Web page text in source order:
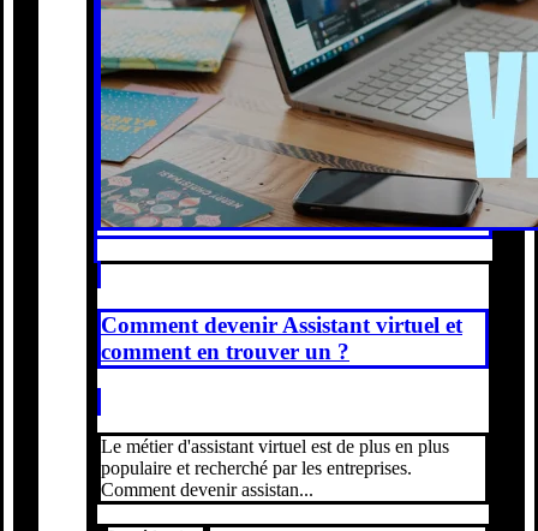
Comment devenir Assistant virtuel et
comment en trouver un ?
Le métier d'assistant virtuel est de plus en plus
populaire et recherché par les entreprises.
Comment devenir assistan...